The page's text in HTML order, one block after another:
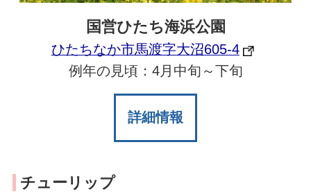
国営ひたち海浜公園
ひたちなか市馬渡字大沼605-4
例年の見頃：4月中旬～下旬
詳細情報
チューリップ